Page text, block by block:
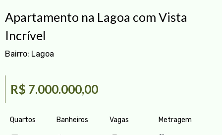
Apartamento na Lagoa com Vista
Incrível
Bairro: Lagoa
R$ 7.000.000,00
Quartos Banheiros Vagas Metragem